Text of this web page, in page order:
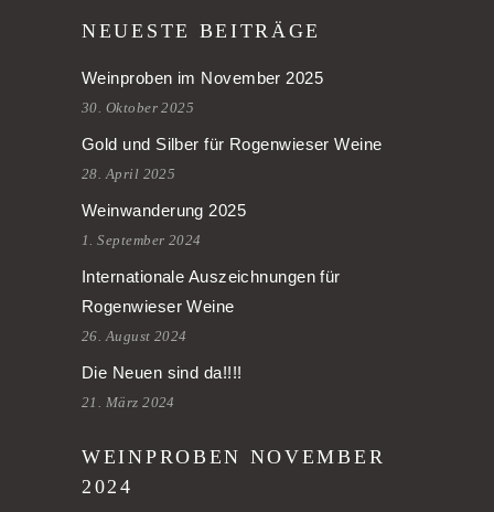
NEUESTE BEITRÄGE
Weinproben im November 2025
30. Oktober 2025
Gold und Silber für Rogenwieser Weine
28. April 2025
Weinwanderung 2025
1. September 2024
Internationale Auszeichnungen für
Rogenwieser Weine
26. August 2024
Die Neuen sind da!!!!
21. März 2024
WEINPROBEN NOVEMBER
2024